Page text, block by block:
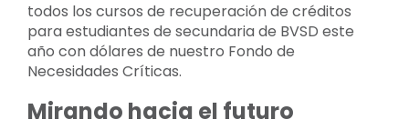
todos los cursos de recuperación de créditos
para estudiantes de secundaria de BVSD este
año con dólares de nuestro Fondo de
Necesidades Críticas.
Mirando hacia el futuro